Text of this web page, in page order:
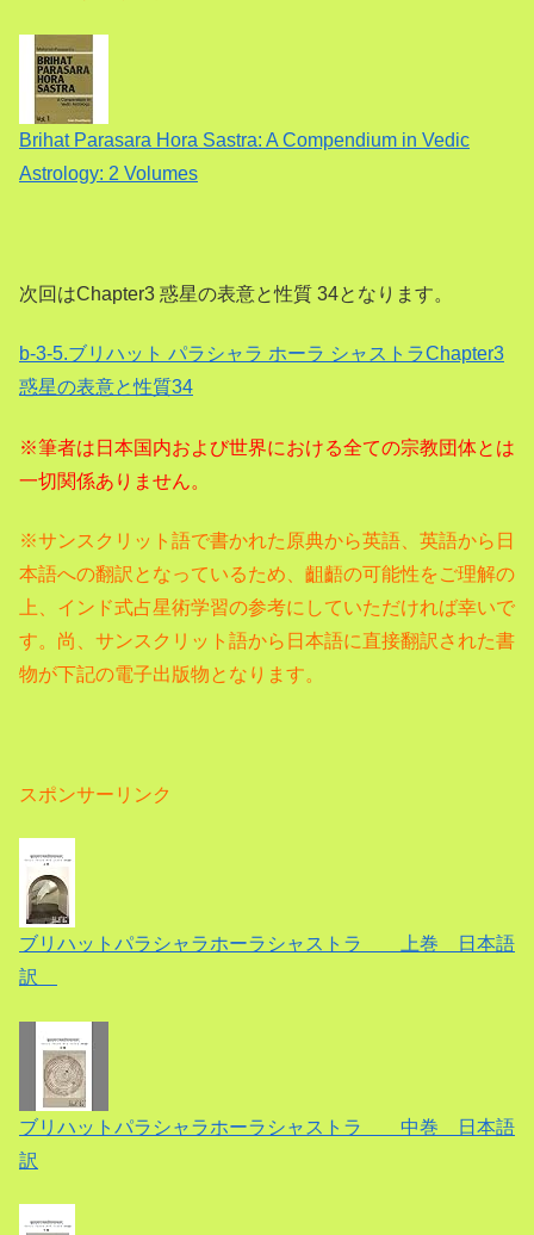
Brihat Parasara Hora Sastra: A Compendium in Vedic
Astrology: 2 Volumes
次回はChapter3 惑星の表意と性質 34となります。
b-3-5.ブリハット パラシャラ ホーラ シャストラChapter3
惑星の表意と性質34
※筆者は日本国内および世界における全ての宗教団体とは
一切関係ありません。
※サンスクリット語で書かれた原典から英語、 英語から日
本語への翻訳となっているため、齟齬の可能性をご理解の
上、インド式占星術学習の参考にしていただければ幸いで
す。尚、サンスクリット語から日本語に直接翻訳された書
物が下記の電子出版物となります。
スポンサーリンク
ブリハットパラシャラホーラシャストラ 上巻 日本語
訳
ブリハットパラシャラホーラシャストラ 中巻 日本語
訳